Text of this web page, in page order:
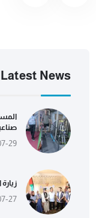
Latest News
صناعية لـ51 من
29
زيارة
27